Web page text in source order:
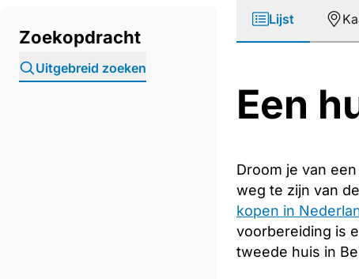
Zoekopdracht
Uitgebreid zoeken
Lijst
Een
Droom je van
weg te zijn van
kopen in
voorbereiding is
tweede huis in